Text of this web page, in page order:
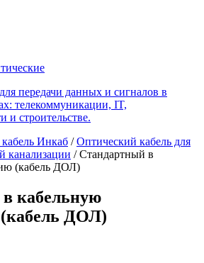
передачи данных и сигналов в
телекоммуникации, IT,
и строительстве.
Инкаб / Оптический кабель для
канализации / Стандартный в
(кабель ДОЛ)
кабельную
ДОЛ)